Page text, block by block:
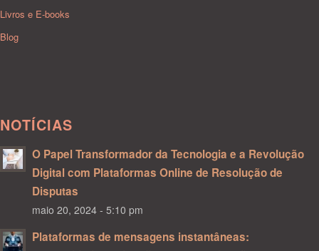
Livros e E-books
Blog
NOTÍCIAS
O Papel Transformador da Tecnologia e a Revolução
Digital com Plataformas Online de Resolução de
Disputas
maio 20, 2024 - 5:10 pm
Plataformas de mensagens instantâneas: